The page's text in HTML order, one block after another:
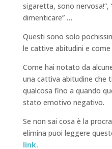
sigaretta, sono nervosa!”,
dimenticare” …
Questi sono solo
le cattive abitudini e
Come hai notato da
una cattiva abitudine che
qualcosa fino a quando
stato emotivo negativo.
Se non sai cosa è la
elimina puoi leggere
link.